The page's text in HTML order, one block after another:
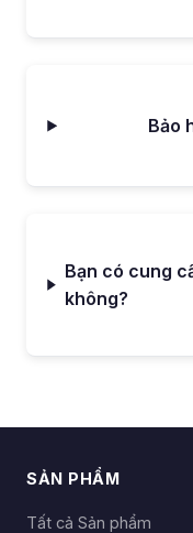
Bảo
Bạn có cung
không?
SẢN PHẨM
Tất cả Sản phẩm